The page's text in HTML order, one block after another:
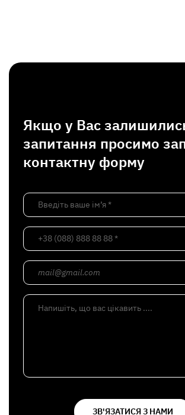
Якщо у Вас
запитання просимо
контактну форму
Введіть ваше ім’я *
+38 (088) 888 88 88 *
mail@gmail.com
Напишіть, що вас цікавить ....
ЗВ'ЯЗАТИСЯ З НАМИ